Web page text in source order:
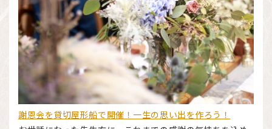
謝恩会を貸切屋形船で開催！一生の思い出を作ろう！